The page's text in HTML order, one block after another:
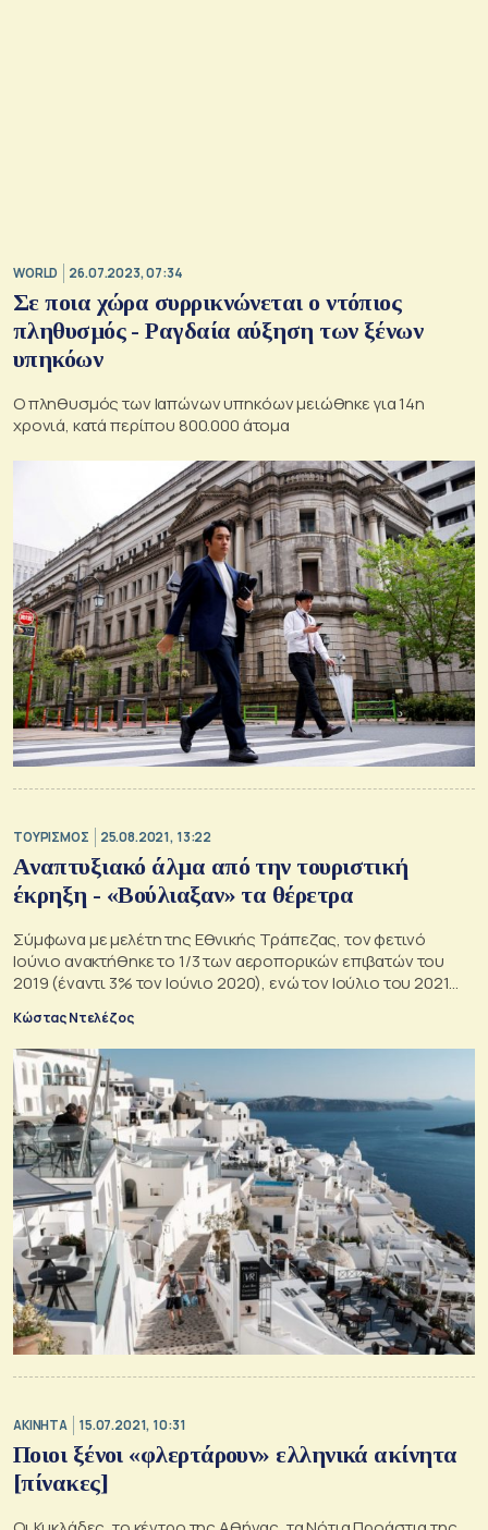
WORLD 26.07.2023, 07:34
Σε ποια χώρα συρρικνώνεται ο ντόπιος
πληθυσμός - Ραγδαία αύξηση των ξένων
υπηκόων
Ο πληθυσμός των Ιαπώνων υπηκόων μειώθηκε για 14η
χρονιά, κατά περίπου 800.000 άτομα
ΤΟΥΡΙΣΜΟΣ 25.08.2021, 13:22
Aναπτυξιακό άλμα από την τουριστική
έκρηξη - «Βούλιαξαν» τα θέρετρα
Σύμφωνα με μελέτη της Εθνικής Τράπεζας, τον φετινό
Ιούνιο ανακτήθηκε το 1/3 των αεροπορικών επιβατών του
2019 (έναντι 3% τον Ιούνιο 2020), ενώ τον Ιούλιο του 2021
Ιούλιο 2020).
Κώστας Ντελέζος
ΑΚΙΝΗΤΑ 15.07.2021, 10:31
Ποιοι ξένοι «φλερτάρουν» ελληνικά ακίνητα
[πίνακες]